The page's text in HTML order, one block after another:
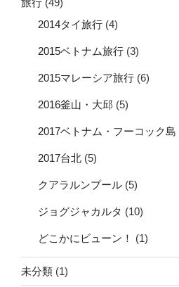
旅行 (49)
2014タイ旅行 (4)
2015ベトナム旅行 (3)
2015マレーシア旅行 (6)
2016釜山・大邱 (5)
2017ベトナム・フーコック島
2017台北 (5)
クアラルンプール (5)
ジョグジャカルタ (10)
どこかにビューン！ (1)
未分類 (1)